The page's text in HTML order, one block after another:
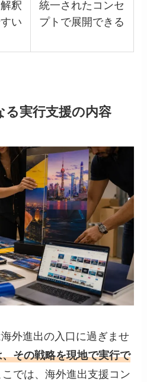
釈
い
統一されたコンセ
プトで展開できる
る実行支援の内容
外進出の入口に過ぎませ
その戦略を現地で実行で
では、海外進出支援コン